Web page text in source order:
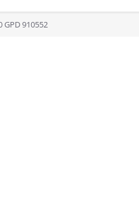
910552